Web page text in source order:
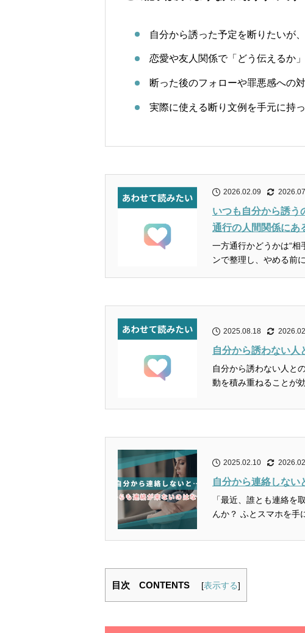
自分から誘った予定を断りたいが
恋愛や友人関係で「どう伝えるか
断った後のフォローや罪悪感への
実際に使える断り文例を手元に持
2026.02.09
いつも自分から誘
通行の人間関係にあ
一方通行かどうかは“相
2025.08.18
自分から誘わない人
自分から誘わない人と
2025.02.10
自分から連絡しない
「最近、誰とも連絡
んか？ ふとスマホを手
目次 CONTENTS [表示する]